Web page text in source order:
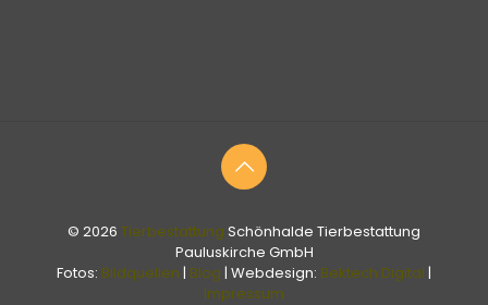
© 2026 Tierbestattung Schönhalde Tierbestattung
Pauluskirche GmbH
Fotos: Bildquellen | Blog | Webdesign: Bektech Digital |
Impressum